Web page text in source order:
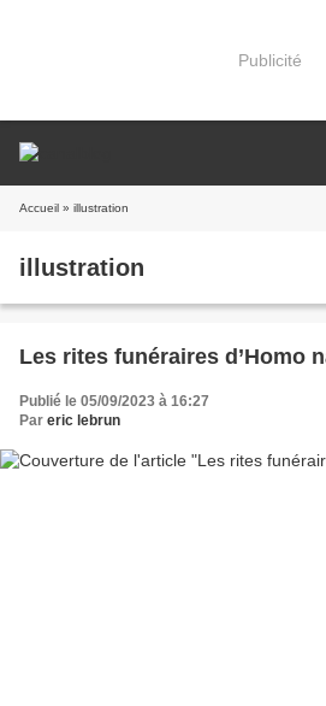
Publicité
Accueil » illustration
illustration
Les rites funéraires d’Homo
Publié le 05/09/2023 à 16:27
Par eric lebrun